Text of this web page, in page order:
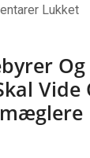
LukketTil
Om
Vide